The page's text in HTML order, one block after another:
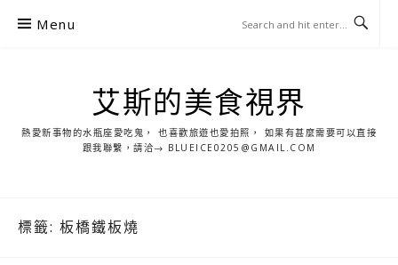
Menu
艾斯的美食視界
熱愛新事物的水瓶座愛吃鬼， 也喜歡旅遊也愛拍照， 如果有甚麼需要可以直接
跟我聯繫，請洽→ BLUEICE0205@GMAIL.COM
標籤: 板橋鐵板燒